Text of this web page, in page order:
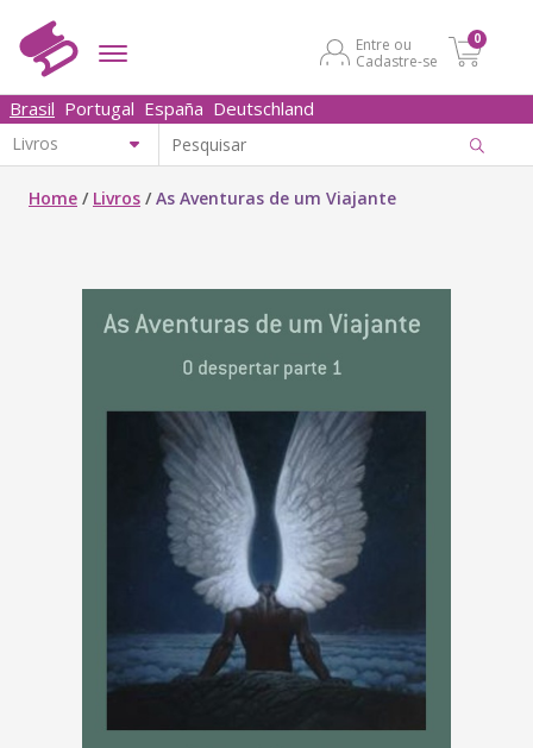
Entre ou
Cadastre-se
0
Brasil Portugal España Deutschland
Home / Livros /As Aventuras de um Viajante